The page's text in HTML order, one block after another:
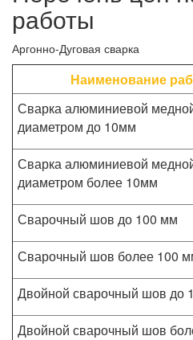
работы
Аргонно-Дуговая сварка
Наименование
Сварка алюминиевой
диаметром до 10мм
Сварка алюминиевой
диаметром более 10мм
Сварочный шов до 100 мм
Сварочный шов более 100
Двойной сварочный шов до
Двойной сварочный шов